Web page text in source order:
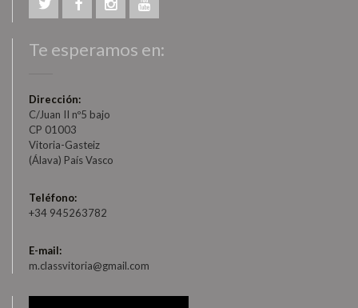
Te esperamos en:
Dirección:
C/Juan II nº5 bajo
CP 01003
Vitoria-Gasteiz
(Álava) País Vasco
Teléfono:
+34 945263782
E-mail:
m.classvitoria@gmail.com